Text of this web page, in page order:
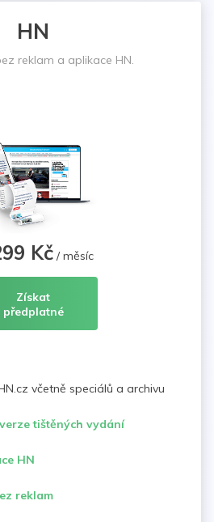
HN
reklam a aplikace HN.
Kč/ měsíc
Získat
předplatné
včetně speciálů a archivu
tištěných vydání
HN
reklam